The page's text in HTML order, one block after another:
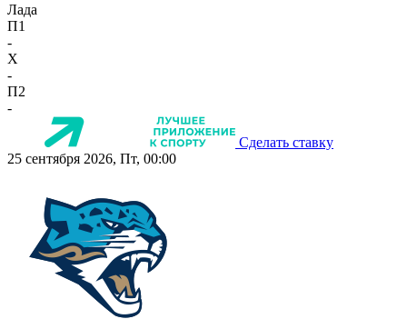
Лада
П1
-
X
-
П2
-
Сделать ставку
25 сентября 2026, Пт, 00:00